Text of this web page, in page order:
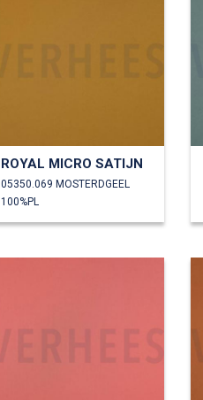
ROYAL MICRO SATIJN
05350.069 MOSTERDGEEL
100%PL